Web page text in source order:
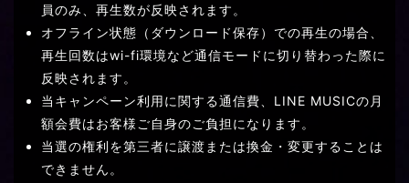
員のみ、再生数が反映されます。
オフライン状態（ダウンロード保存）での再生の場合、
再生回数はwi-fi環境など通信モードに切り替わった際に
反映されます。
当キャンペーン利用に関する通信費、LINE MUSICの月
額会費はお客様ご自身のご負担になります。
当選の権利を第三者に譲渡または換金・変更することは
できません。